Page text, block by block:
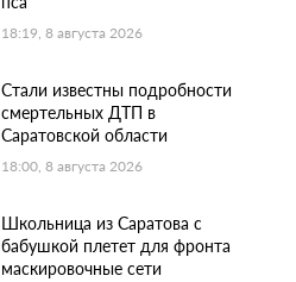
18:19, 8 августа 2026
Стали известны подробности
смертельных ДТП в
Саратовской области
18:00, 8 августа 2026
Школьница из Саратова с
бабушкой плетет для фронта
маскировочные сети